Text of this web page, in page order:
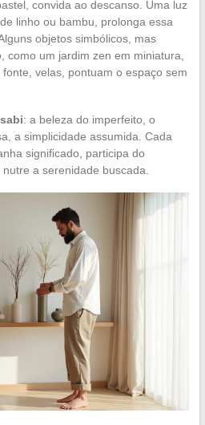
convida ao descanso. Uma luz
linho ou bambu, prolonga essa
objetos simbólicos, mas
como um jardim zen em miniatura,
velas, pontuam o espaço sem
: a beleza do imperfeito, o
a simplicidade assumida. Cada
significado, participa do
a serenidade buscada.